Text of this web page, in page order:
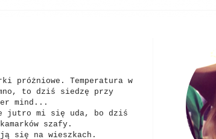
próżniowe. Temperatura w
to dziś siedzę przy
mind...
jutro mi się uda, bo dziś
szafy.
się na wieszkach.